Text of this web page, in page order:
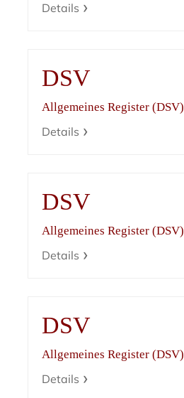
Details
DSV
Allgemeines Register (DSV)
Details
DSV
Allgemeines Register (DSV)
Details
DSV
Allgemeines Register (DSV)
Details